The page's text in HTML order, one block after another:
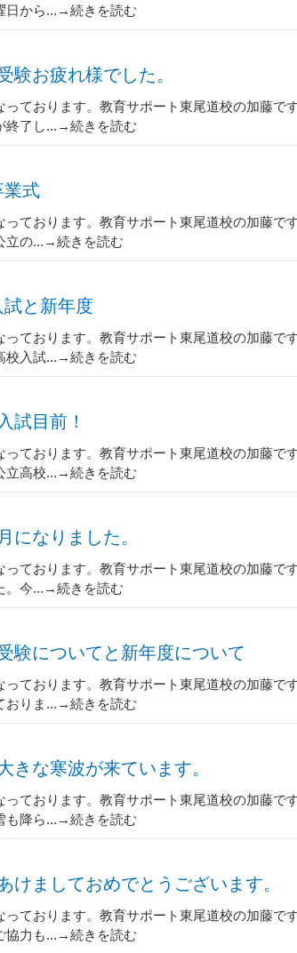
日から...→続きを読む
お疲れ様でした。
っております。教育サポート東尾道校の加藤で
終了し...→続きを読む
式
っております。教育サポート東尾道校の加藤で
立の...→続きを読む
と新年度
っております。教育サポート東尾道校の加藤で
校入試...→続きを読む
目前！
っております。教育サポート東尾道校の加藤で
立高校...→続きを読む
なりました。
っております。教育サポート東尾道校の加藤で
。今...→続きを読む
についてと新年度について
っております。教育サポート東尾道校の加藤で
おりま...→続きを読む
な寒波が来ています。
っております。教育サポート東尾道校の加藤で
も降ら...→続きを読む
ましておめでとうございます。
っております。教育サポート東尾道校の加藤で
協力も...→続きを読む